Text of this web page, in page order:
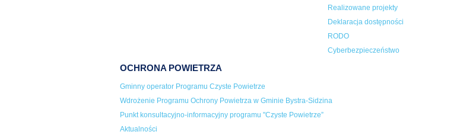
Realizowane projekty
Deklaracja dostępności
RODO
Cyberbezpieczeństwo
OCHRONA POWIETRZA
Gminny operator Programu Czyste Powietrze
Wdrożenie Programu Ochrony Powietrza w Gminie Bystra-Sidzina
Punkt konsultacyjno-informacyjny programu "Czyste Powietrze”
Aktualności